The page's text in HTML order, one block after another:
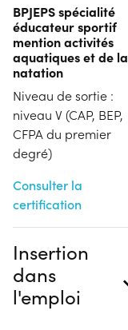
BPJEPS spécialité
éducateur sportif
mention activités
aquatiques et de la
natation
Niveau de sortie :
niveau V (CAP, BEP,
CFPA du premier
degré)
Consulter la
certification
Insertion
dans
l'emploi